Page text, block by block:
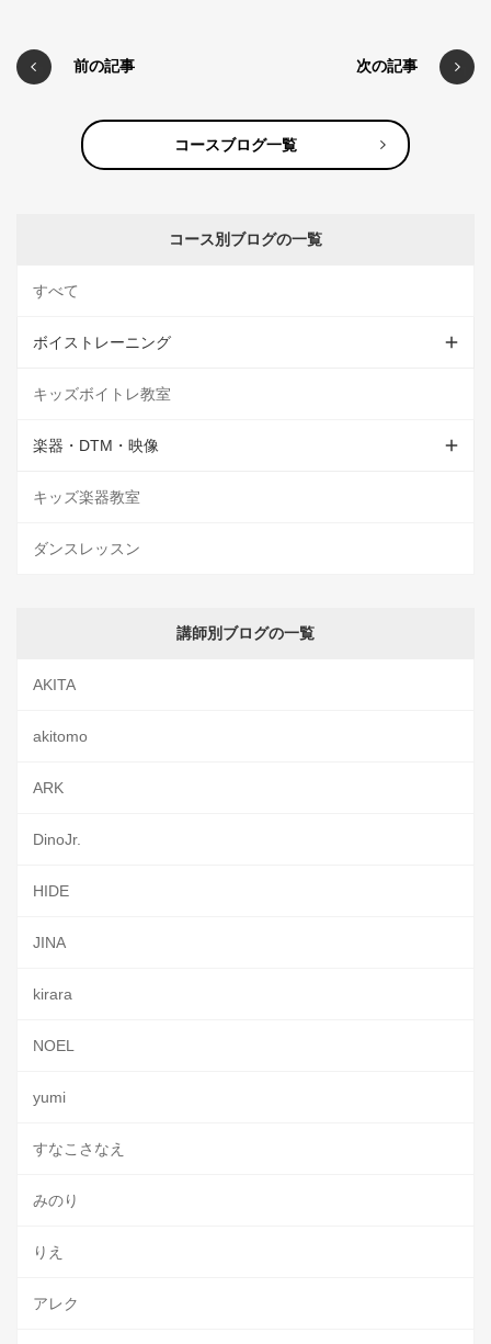
前の記事 次の記事
コースブログ一覧
コース別ブログの一覧
すべて
ボイストレーニング
キッズボイトレ教室
楽器・DTM・映像
キッズ楽器教室
ダンスレッスン
講師別ブログの一覧
AKITA
akitomo
ARK
DinoJr.
HIDE
JINA
kirara
NOEL
yumi
すなこさなえ
みのり
りえ
アレク